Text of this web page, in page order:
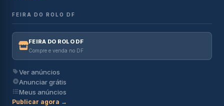
FEIRA DO ROLO DF
FEIRA DO ROLO DF
Compre e venda no DF
Ver anúncios
Anunciar grátis
Meus anúncios
Publicar agora →